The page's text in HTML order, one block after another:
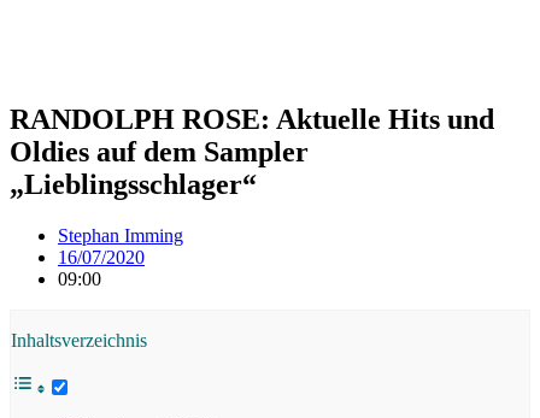
RANDOLPH ROSE: Aktuelle Hits und
Oldies auf dem Sampler
„Lieblingsschlager“
Stephan Imming
16/07/2020
09:00
Inhaltsverzeichnis